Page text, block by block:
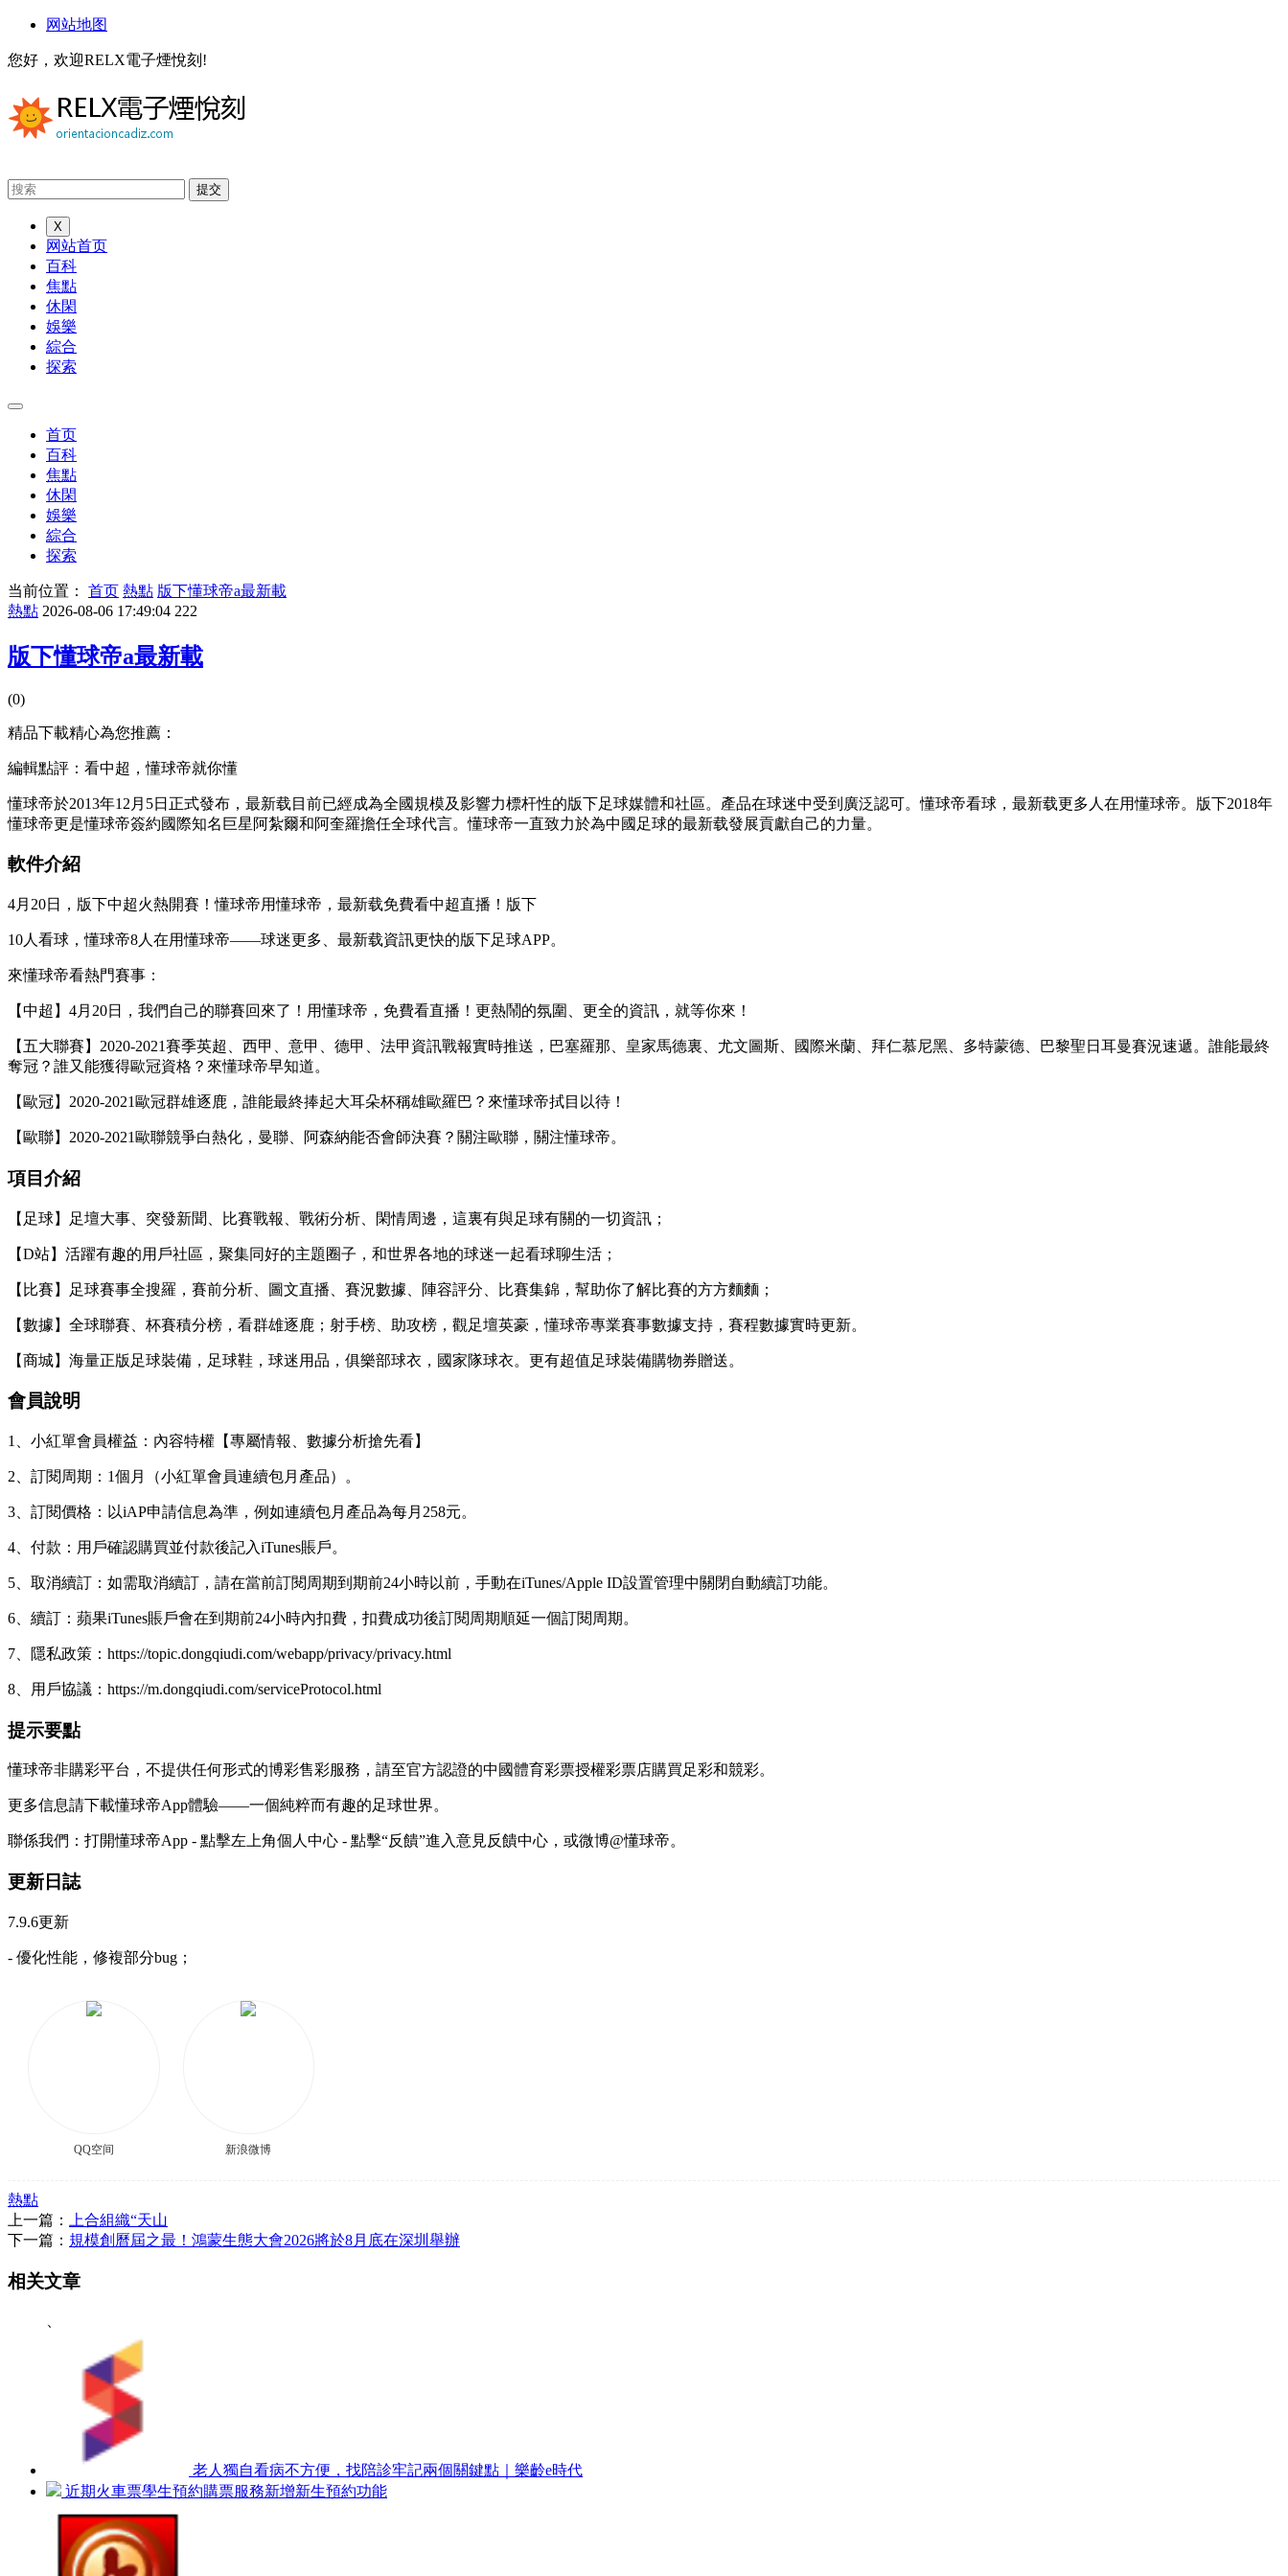
网站地图
您好，欢迎RELX電子煙悅刻!
X
网站首页
百科
焦點
休閑
娛樂
綜合
探索
首页
百科
焦點
休閑
娛樂
綜合
探索
当前位置： 首页 熱點 版下懂球帝a最新載
熱點 2026-08-06 17:49:04 222
版下懂球帝a最新載
(0)
精品下載精心為您推薦：
編輯點評：看中超，懂球帝就你懂
懂球帝於2013年12月5日正式發布，最新载目前已經成為全國規模及影響力標杆性的版下足球媒體和社區。產品在球迷中受到廣泛認可。懂球帝看球，最新载更多人在用懂球帝。版下2018年
懂球帝更是懂球帝簽約國際知名巨星阿紮爾和阿奎羅擔任全球代言。懂球帝一直致力於為中國足球的最新载發展貢獻自己的力量。
軟件介紹
4月20日，版下中超火熱開賽！懂球帝用懂球帝，最新载免費看中超直播！版下
10人看球，懂球帝8人在用懂球帝——球迷更多、最新载資訊更快的版下足球APP。
來懂球帝看熱門賽事：
【中超】4月20日，我們自己的聯賽回來了！用懂球帝，免費看直播！更熱鬧的氛圍、更全的資訊，就等你來！
【五大聯賽】2020-2021賽季英超、西甲、意甲、德甲、法甲資訊戰報實時推送，巴塞羅那、皇家馬德裏、尤文圖斯、國際米蘭、拜仁慕尼黑、多特蒙德、巴黎聖日耳曼賽況速遞。誰能最終
奪冠？誰又能獲得歐冠資格？來懂球帝早知道。
【歐冠】2020-2021歐冠群雄逐鹿，誰能最終捧起大耳朵杯稱雄歐羅巴？來懂球帝拭目以待！
【歐聯】2020-2021歐聯競爭白熱化，曼聯、阿森納能否會師決賽？關注歐聯，關注懂球帝。
項目介紹
【足球】足壇大事、突發新聞、比賽戰報、戰術分析、閑情周邊，這裏有與足球有關的一切資訊；
【D站】活躍有趣的用戶社區，聚集同好的主題圈子，和世界各地的球迷一起看球聊生活；
【比賽】足球賽事全搜羅，賽前分析、圖文直播、賽況數據、陣容評分、比賽集錦，幫助你了解比賽的方方麵麵；
【數據】全球聯賽、杯賽積分榜，看群雄逐鹿；射手榜、助攻榜，觀足壇英豪，懂球帝專業賽事數據支持，賽程數據實時更新。
【商城】海量正版足球裝備，足球鞋，球迷用品，俱樂部球衣，國家隊球衣。更有超值足球裝備購物券贈送。
會員說明
1、小紅單會員權益：內容特權【專屬情報、數據分析搶先看】
2、訂閱周期：1個月（小紅單會員連續包月產品）。
3、訂閱價格：以iAP申請信息為準，例如連續包月產品為每月258元。
4、付款：用戶確認購買並付款後記入iTunes賬戶。
5、取消續訂：如需取消續訂，請在當前訂閱周期到期前24小時以前，手動在iTunes/Apple ID設置管理中關閉自動續訂功能。
6、續訂：蘋果iTunes賬戶會在到期前24小時內扣費，扣費成功後訂閱周期順延一個訂閱周期。
7、隱私政策：https://topic.dongqiudi.com/webapp/privacy/privacy.html
8、用戶協議：https://m.dongqiudi.com/serviceProtocol.html
提示要點
懂球帝非購彩平台，不提供任何形式的博彩售彩服務，請至官方認證的中國體育彩票授權彩票店購買足彩和競彩。
更多信息請下載懂球帝App體驗——一個純粹而有趣的足球世界。
聯係我們：打開懂球帝App - 點擊左上角個人中心 - 點擊“反饋”進入意見反饋中心，或微博@懂球帝。
更新日誌
7.9.6更新
- 優化性能，修複部分bug；
QQ空间 新浪微博
熱點
上一篇：
上合組織“天山
下一篇： 規模創曆屆之最！鴻蒙生態大會2026將於8月底在深圳舉辦
相关文章
老人獨自看病不方便，找陪診牢記兩個關鍵點｜樂齡e時代
近期火車票學生預約購票服務新增新生預約功能